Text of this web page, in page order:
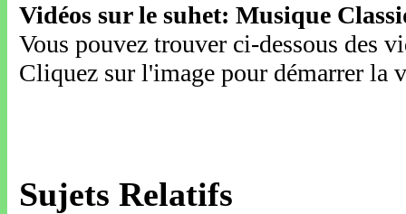
Vidéos sur le suhet: Musique
Vous pouvez trouver ci-dessous des
Cliquez sur l'image pour démarrer la
Sujets Relatifs